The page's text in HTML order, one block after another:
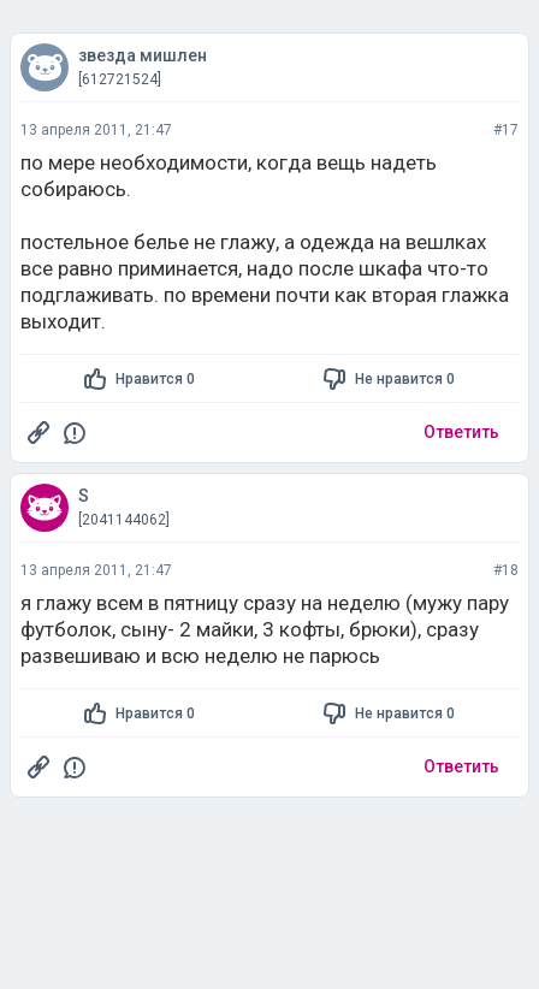
звезда мишлен
[612721524]
13 апреля 2011, 21:47 #17
по мере необходимости, когда вещь надеть
собираюсь.
постельное белье не глажу, а одежда на вешлках
все равно приминается, надо после шкафа что-то
подглаживать. по времени почти как вторая глажка
выходит.
Нравится 0 Не нравится 0
Ответить
S
[2041144062]
13 апреля 2011, 21:47 #18
я глажу всем в пятницу сразу на неделю (мужу пару
футболок, сыну- 2 майки, 3 кофты, брюки), сразу
развешиваю и всю неделю не парюсь
Нравится 0 Не нравится 0
Ответить